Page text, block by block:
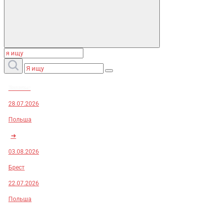
28.07.2026
Польша
➜
03.08.2026
Брест
22.07.2026
Польша